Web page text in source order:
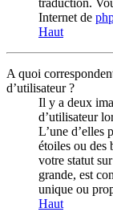
traduction.
Internet de
Haut
A quoi
d’utilisateur ?
Il y a deux
d’utilisateur
L’une d’elles
étoiles ou des
votre statut
grande, est
unique ou
Haut